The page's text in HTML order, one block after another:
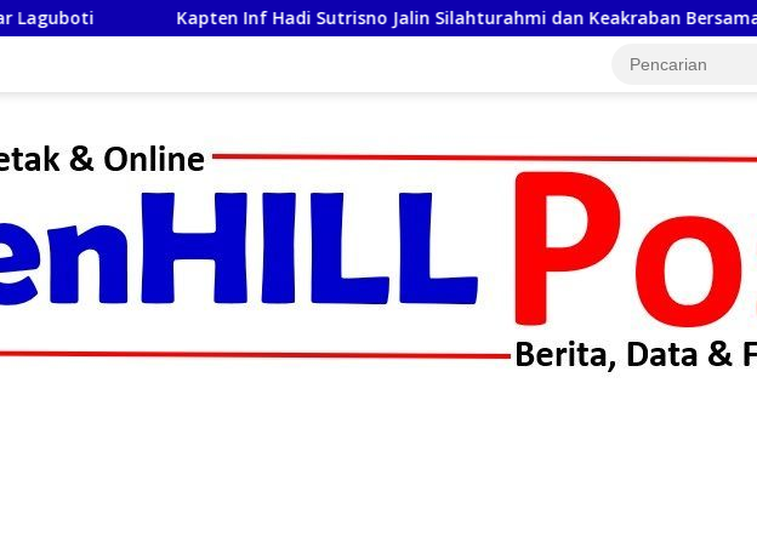
Inf Hadi Sutrisno Jalin Silahturahmi dan Keakraban Bersama Warga Desa Lumban